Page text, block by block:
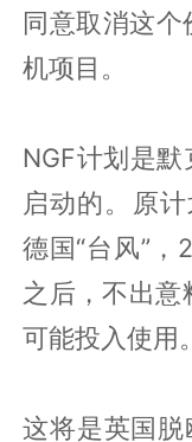
同意取消这
机项目。
NGF计划是
启动的。原
德国“台风”
之后，不出
可能投入使用。
这将是英国